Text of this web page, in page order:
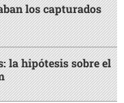
los capturados
la hipótesis sobre el